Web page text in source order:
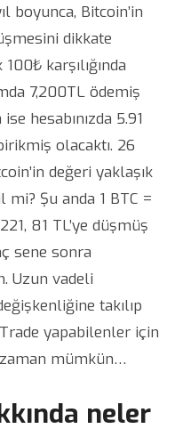
boyunca, Bitcoin’in
dikkate
karşılığında
7,200TL ödemiş
hesabınızda 5.91
olacaktı. 26
değeri yaklaşık
mi? Şu anda 1 BTC =
81 TL’ye düşmüş
sene sonra
Uzun vadeli
takılıp
yapabilenler için
mümkün…
neler